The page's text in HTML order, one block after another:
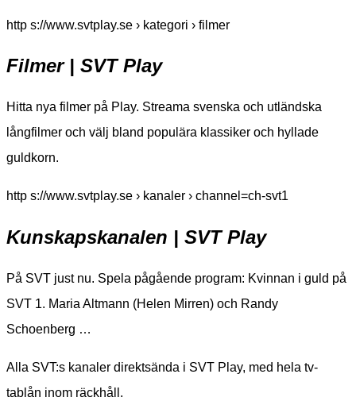
http s://www.svtplay.se › kategori › filmer
Filmer | SVT Play
Hitta nya filmer på Play. Streama svenska och utländska
långfilmer och välj bland populära klassiker och hyllade
guldkorn.
http s://www.svtplay.se › kanaler › channel=ch-svt1
Kunskapskanalen | SVT Play
På SVT just nu. Spela pågående program: Kvinnan i guld på
SVT 1. Maria Altmann (Helen Mirren) och Randy
Schoenberg …
Alla SVT:s kanaler direktsända i SVT Play, med hela tv-
tablån inom räckhåll.